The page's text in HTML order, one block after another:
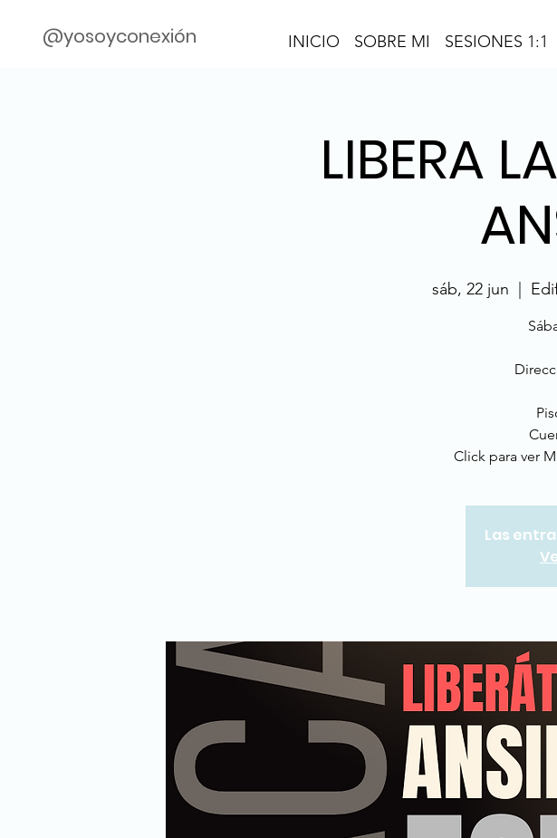
@yosoyconexión INICIO SOBRE MI SESIONES 1:1
LIBERA
sáb, 22 jun
Click para ver
Las